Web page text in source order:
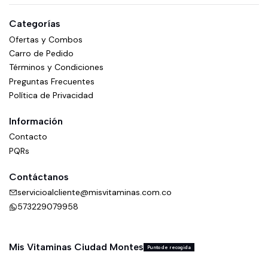
Categorías
Ofertas y Combos
Carro de Pedido
Términos y Condiciones
Preguntas Frecuentes
Política de Privacidad
Información
Contacto
PQRs
Contáctanos
servicioalcliente@misvitaminas.com.co
573229079958
Mis Vitaminas Ciudad Montes Punto de recogida